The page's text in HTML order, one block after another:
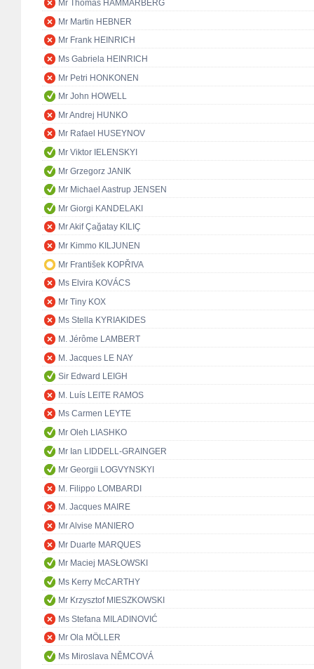
Mr Thomas HAMMARBERG
Mr Martin HEBNER
Mr Frank HEINRICH
Ms Gabriela HEINRICH
Mr Petri HONKONEN
Mr John HOWELL
Mr Andrej HUNKO
Mr Rafael HUSEYNOV
Mr Viktor IELENSKYI
Mr Grzegorz JANIK
Mr Michael Aastrup JENSEN
Mr Giorgi KANDELAKI
Mr Akif Çağatay KILIÇ
Mr Kimmo KILJUNEN
Mr František KOPŘIVA
Ms Elvira KOVÁCS
Mr Tiny KOX
Ms Stella KYRIAKIDES
M. Jérôme LAMBERT
M. Jacques LE NAY
Sir Edward LEIGH
M. Luís LEITE RAMOS
Ms Carmen LEYTE
Mr Oleh LIASHKO
Mr Ian LIDDELL-GRAINGER
Mr Georgii LOGVYNSKYI
M. Filippo LOMBARDI
M. Jacques MAIRE
Mr Alvise MANIERO
Mr Duarte MARQUES
Mr Maciej MASŁOWSKI
Ms Kerry McCARTHY
Mr Krzysztof MIESZKOWSKI
Ms Stefana MILADINOVIĆ
Mr Ola MÖLLER
Ms Miroslava NĚMCOVÁ